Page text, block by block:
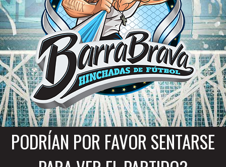
PODRÍAN POR FAVOR SENTARSE